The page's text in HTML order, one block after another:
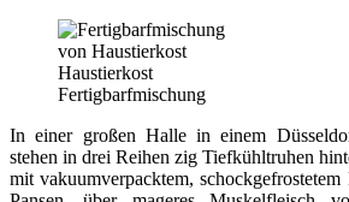
Haustierkost
Fertigbarfmischung
In einer großen Halle in einem
stehen in drei Reihen zig Tiefkühltruhen
mit vakuumverpacktem,